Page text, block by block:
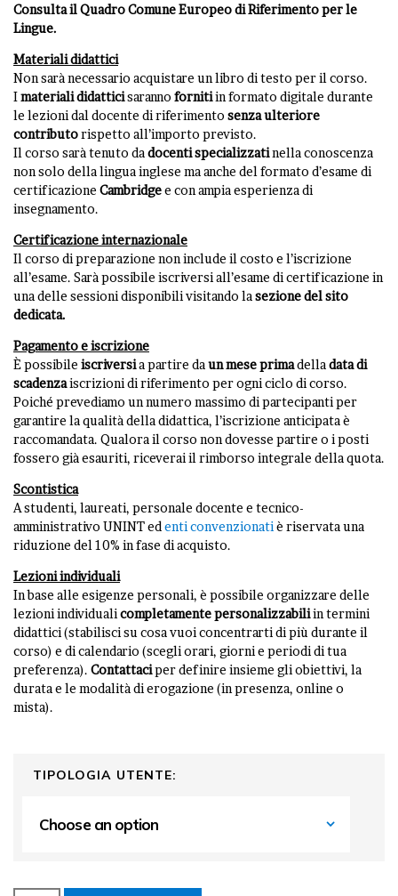
Consulta il Quadro Comune Europeo di Riferimento per le
Lingue.
Materiali didattici
Non sarà necessario acquistare un libro di testo per il corso.
Imaterialididatticisaranno fornitiin formato digitale durante
le lezioni dal docente di riferimento senza ulteriore
contributorispetto all’importo previsto.
Il corso sarà tenuto dadocenti specializzatinella conoscenza
non solo della lingua inglese ma anche del formato d’esame di
certificazione Cambridgee con ampia esperienza di
insegnamento.
Certificazione internazionale
Il corso di preparazione non include il costo e l’iscrizione
all’esame. Sarà possibile iscriversi all’esame di certificazione in
una delle sessioni disponibili visitando lasezione del sito
dedicata.
Pagamento e iscrizione
È possibile iscriversia partire daun mese primadelladata di
scadenzaiscrizioni di riferimento per ogni ciclo di corso.
Poiché prevediamo un numero massimo di partecipanti per
garantire la qualità della didattica, l’iscrizione anticipata è
raccomandata. Qualora il corso non dovesse partire o i posti
fossero già esauriti, riceverai il rimborso integrale della quota.
Scontistica
A studenti, laureati, personale docente e tecnico-
amministrativo UNINT ed enti convenzionatiè riservata una
riduzione del 10% in fase di acquisto.
Lezioni individuali
In base alle esigenze personali, è possibile organizzare delle
lezioni individualicompletamente personalizzabiliin termini
didattici (stabilisci su cosa vuoi concentrarti di più durante il
corso) e di calendario (scegli orari, giorni e periodi di tua
preferenza). Contattaciper definire insieme gli obiettivi, la
durata e le modalità di erogazione (in presenza, online o
mista).
TIPOLOGIA UTENTE: